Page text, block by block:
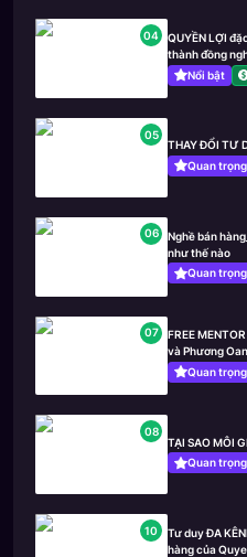
04
QUYỀN LỢI
thành đồng
Nổi bật
05
THAY ĐỔI TƯ
Quan trọng
06
Nghề bán
như thế nào
Quan trọng
07
FREE
và Phương
Quan trọng
08
TẠI SAO MÔI
Quan trọng
10
Tư duy ĐA
hàng của